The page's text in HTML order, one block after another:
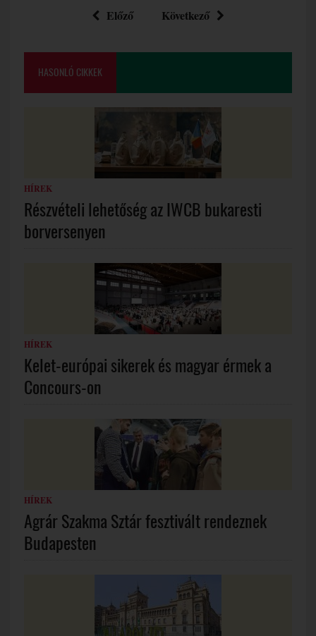
Előző Következő
HASONLÓ CIKKEK
HÍREK
Részvételi lehetőség az IWCB bukaresti
borversenyen
HÍREK
Kelet-európai sikerek és magyar érmek a
Concours-on
HÍREK
Agrár Szakma Sztár fesztivált rendeznek
Budapesten